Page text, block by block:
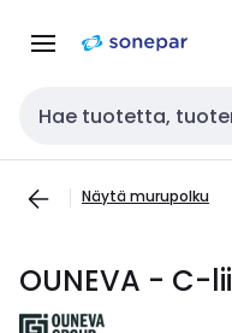
navigointiinsisältöön
Haku
Näytä murupolku
OUNEVA - C-